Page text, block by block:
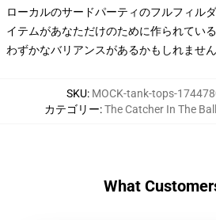
ローカルのサードパーティのフルフィル
イテムがあなただけのために作られてい
わずかなバリアンスがあるかもしれません
SKU: MOCK-tank-tops-
カテゴリー:The Catcher In The
What